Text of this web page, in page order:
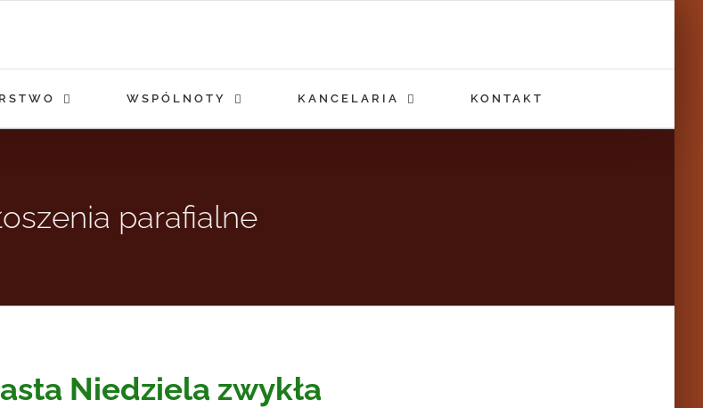
WSPÓLNOTY KANCELARIA KONTAKT
parafialne
Niedziela zwykła